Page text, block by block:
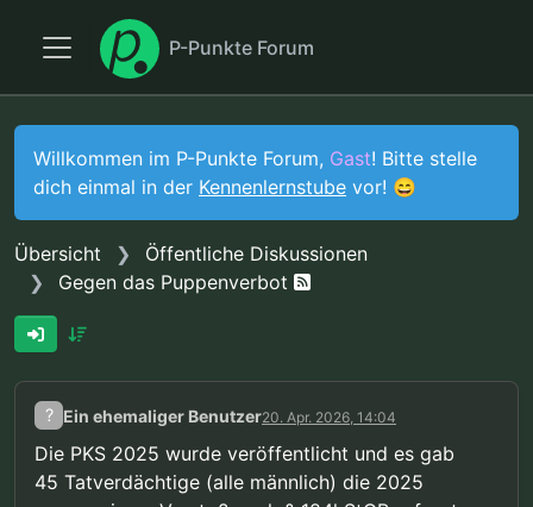
P-Punkte Forum
Willkommen im P-Punkte Forum, Gast! Bitte stelle
dich einmal in der Kennenlernstube vor! 😄
Übersicht
Öffentliche Diskussionen
Gegen das Puppenverbot
? Ein ehemaliger Benutzer20. Apr. 2026, 14:04
Die PKS 2025 wurde veröffentlicht und es gab
45 Tatverdächtige (alle männlich) die 2025